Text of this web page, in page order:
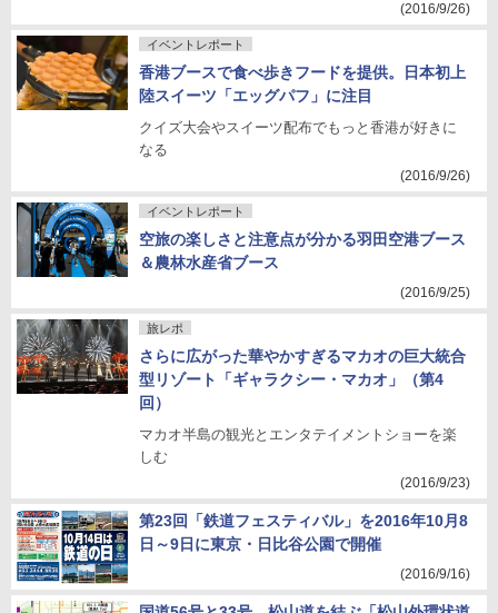
(2016/9/26)
イベントレポート
香港ブースで食べ歩きフードを提供。日本初上
陸スイーツ「エッグパフ」に注目
クイズ大会やスイーツ配布でもっと香港が好きに
なる
(2016/9/26)
イベントレポート
空旅の楽しさと注意点が分かる羽田空港ブース
＆農林水産省ブース
(2016/9/25)
旅レポ
さらに広がった華やかすぎるマカオの巨大統合
型リゾート「ギャラクシー・マカオ」（第4
回）
マカオ半島の観光とエンタテイメントショーを楽
しむ
(2016/9/23)
第23回「鉄道フェスティバル」を2016年10月8
日～9日に東京・日比谷公園で開催
(2016/9/16)